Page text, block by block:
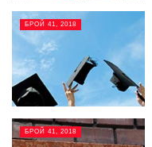
БРОЙ 41, 2018
БРОЙ 41, 2018